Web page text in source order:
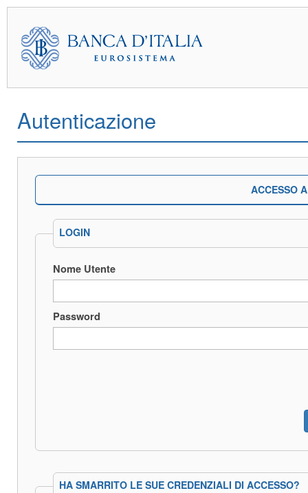
Autenticazione
ACCESSO
LOGIN
Nome Utente
Password
HA SMARRITO LE SUE CREDENZIALI DI ACCESSO?